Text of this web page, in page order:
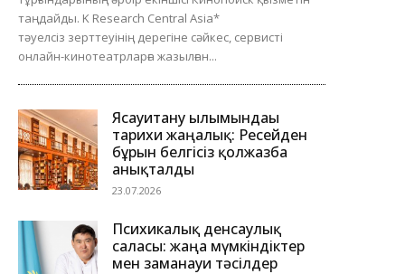
таңдайды. K Research Central Asia*
тәуелсіз зерттеуінің дерегіне сәйкес, сервисті
онлайн-кинотеатрларға жазылған...
Ясауитану ғылымындағы
тарихи жаңалық: Ресейден
бұрын белгісіз қолжазба
анықталды
23.07.2026
Психикалық денсаулық
саласы: жаңа мүмкіндіктер
мен заманауи тәсілдер